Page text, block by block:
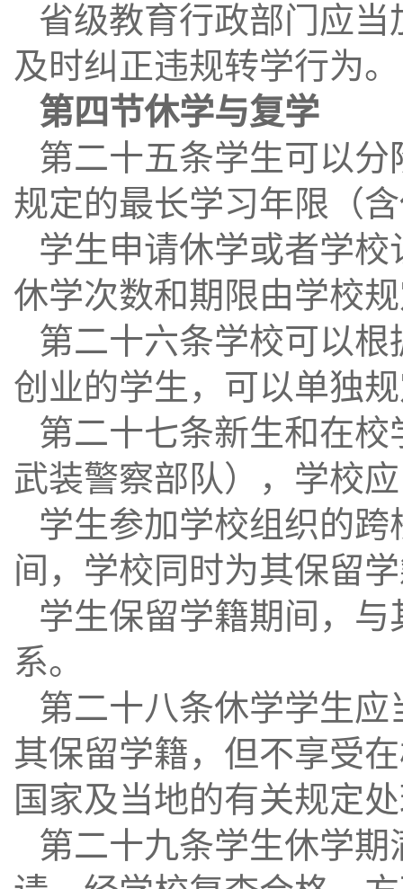
省级教育行政部门应
及时纠正违规转学行为。
第四节休学与复学
第二十五条学生可以
规定的最长学习年限（
学生申请休学或者学
休学次数和期限由学校
第二十六条学校可以
创业的学生，可以单独
第二十七条新生和在
武装警察部队），学校
学生参加学校组织的
间，学校同时为其保留
学生保留学籍期间，
系。
第二十八条休学学生
其保留学籍，但不享受
国家及当地的有关规定
第二十九条学生休学